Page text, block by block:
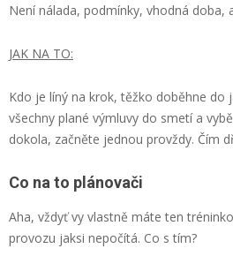
Není nálada, podmínky, vhodná doba,
JAK NA TO:
Kdo je líný na krok, těžko doběhne do
všechny plané výmluvy do smetí a
dokola, začněte jednou provždy. Čím
Co na to plánovači
Aha, vždyť vy vlastně máte ten
provozu jaksi nepočítá. Co s tím?